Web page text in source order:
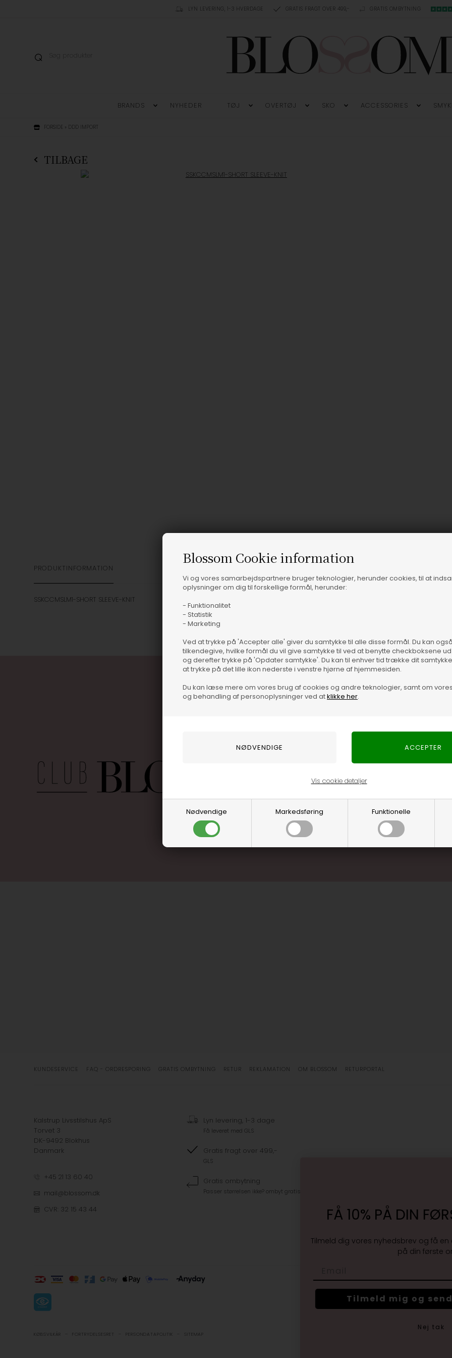
Blossom Cookie information
Vi og vores samarbejdspartnere bruger teknologier, herunder cookies, til at
oplysninger om dig til forskellige formål, herunder:
- Funktionalitet
- Statistik
- Marketing
Ved at trykke på 'Accepter alle' giver du samtykke til alle disse formål. Du kan
tilkendegive, hvilke formål du vil give samtykke til ved at benytte checkboksene
og derefter trykke på 'Opdater samtykke'. Du kan til enhver tid trække dit
at trykke på det lille ikon nederste i venstre hjørne af hjemmesiden.
Du kan læse mere om vores brug af cookies og andre teknologier, samt om
og behandling af personoplysninger ved atklikke her.
Nødvendige Markedsføring Funktionelle
Vis cookie detaljer
LYN LEVERING, 1-3 HVERDAGE GRATIS FRAGT OVER 499,- GRATIS OMBYTNING
BRANDS NYHEDER TØJ OVERTØJ SKO ACCESSORIES
FORSIDE » DDD IMPORT
TILBAGE
PRODUKTINFORMATION
SSKCCMSLM1-SHORT SLEEVE-KNIT
Optjen 3% i
Særlige,
Brug dine
Læs mere
KUNDESERVICE FAQ - ORDRESPORING GRATIS OMBYTNING RETUR REKLAMATION OM BLOSSOM RETURPORTAL
Kalstrup Livsstilshus ApS
Torvet 3
DK-9492 Blokhus
Danmark
+45 21 13 60 40
mail@blossom.dk
CVR: 32 15 43 44
Lyn levering, 1-3 dage
Få leveret med GLS
Gratis fragt over 499,-
GLS
Gratis ombytning
Passer størrelsen ikke? ombyt gratis
KØBSVILKÅR -FORTRYDELSESRET -PERSONDATAPOLITIK SITEMAP
FÅ 10% PÅ DIN
Tilmeld dig vores nyhedsbrev og få en
på din første ordre
Tilmeld mig og send
Nej tak